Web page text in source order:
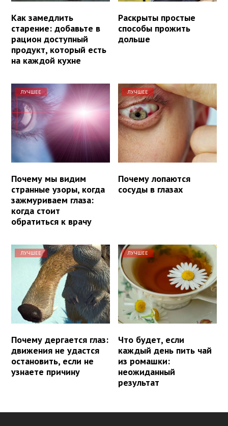
Как замедлить
старение: добавьте в
рацион доступный
продукт, который есть
на каждой кухне
Раскрыты простые
способы прожить
дольше
ЛУЧШЕЕ
Почему мы видим
странные узоры, когда
зажмуриваем глаза:
когда стоит
обратиться к врачу
ЛУЧШЕЕ
Почему лопаются
сосуды в глазах
ЛУЧШЕЕ
Почему дергается глаз:
движения не удастся
остановить, если не
узнаете причину
ЛУЧШЕЕ
Что будет, если
каждый день пить чай
из ромашки:
неожиданный
результат